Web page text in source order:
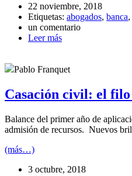
22 noviembre, 2018
Etiquetas: abogados, banca,
un comentario
Leer más
Pablo Franquet
Casación civil: el
Balance del primer año de
admisión de recursos. Nuevos
(más…)
3 octubre, 2018